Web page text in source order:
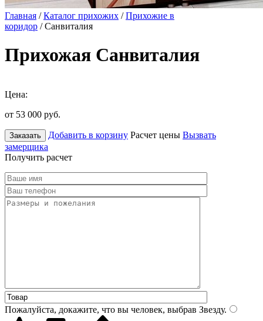
Главная /Каталог прихожих /Прихожие в
коридор / Санвиталия
Прихожая Санвиталия
Цена:
от 53 000 руб.
Заказать Добавить в корзину Расчет цены Вызвать
замерщика
Получить расчет
Пожалуйста, докажите, что вы человек, выбрав Звезду.